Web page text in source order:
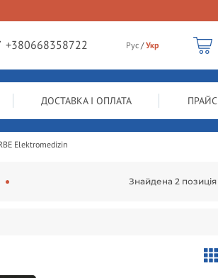
+380668358722 Рус /Укр
ДОСТАВКА І ОПЛАТА ПРАЙС
Elektromedizin
Знайдена 2 позиція